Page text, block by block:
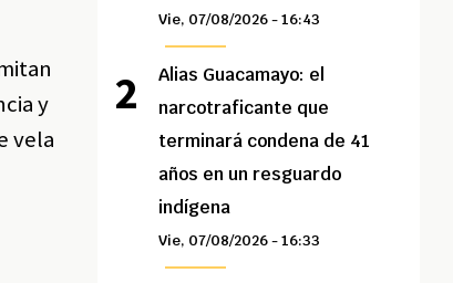
y
vela
Vie, 07/08/2026 - 16:43
Alias Guacamayo: el
narcotraficante que
terminará condena de 41
años en un resguardo
indígena
Vie, 07/08/2026 - 16:33